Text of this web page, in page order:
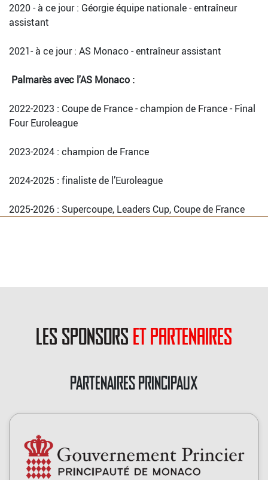
2020 - à ce jour : Géorgie équipe nationale - entraîneur
assistant
2021- à ce jour : AS Monaco - entraîneur assistant
Palmarès avec l'AS Monaco :
2022-2023 : Coupe de France - champion de France - Final
Four Euroleague
2023-2024 : champion de France
2024-2025 : finaliste de l’Euroleague
2025-2026 : Supercoupe, Leaders Cup, Coupe de France
les sponsors et partenaires
PARTENAIRES PRINCIPAUX